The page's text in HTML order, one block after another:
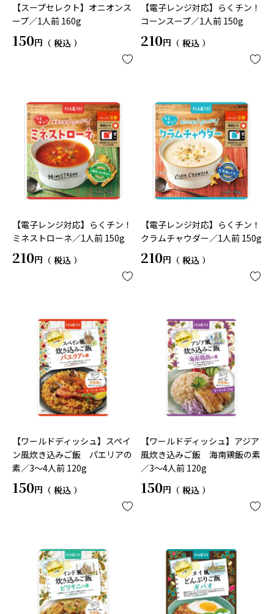
【スープセレクト】オニオンス
ープ／1人前 160g
150 税込
【電子レンジ対応】らくチン！
コーンスープ／1人前 150g
210 税込
【電子レンジ対応】らくチン！
ミネストローネ／1人前 150g
210 税込
【電子レンジ対応】らくチン！
クラムチャウダー／1人前 150g
210 税込
【ワールドディッシュ】スペイ
ン風炊き込みご飯 パエリアの
素／3～4人前 120g
150 税込
【ワールドディッシュ】アジア
風炊き込みご飯 海南鶏飯の素
／3～4人前 120g
150 税込